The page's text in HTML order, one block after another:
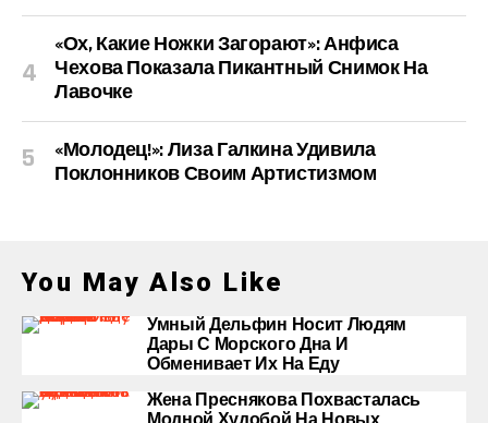
«Ох, Какие Ножки Загорают»: Анфиса
Чехова Показала Пикантный Снимок На
Лавочке
«Молодец!»: Лиза Галкина Удивила
Поклонников Своим Артистизмом
You May Also Like
Умный Дельфин Носит Людям
Дары С Морского Дна И
Обменивает Их На Еду
Жена Преснякова Похвасталась